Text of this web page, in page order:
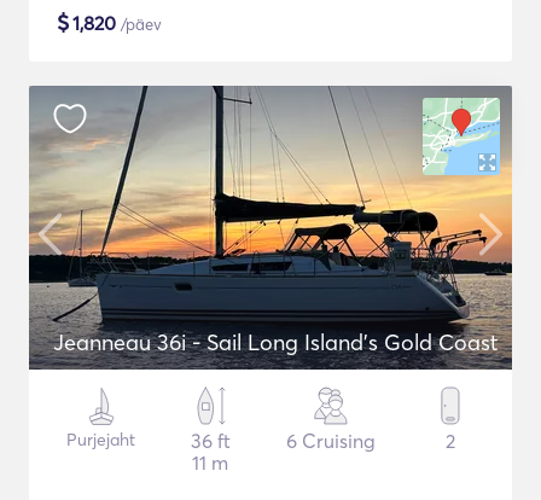
$1,820 /päev
Jeanneau 36i - Sail Long Island's Gold Coast
Purjejaht
36 ft
11 m
6 Cruising 2